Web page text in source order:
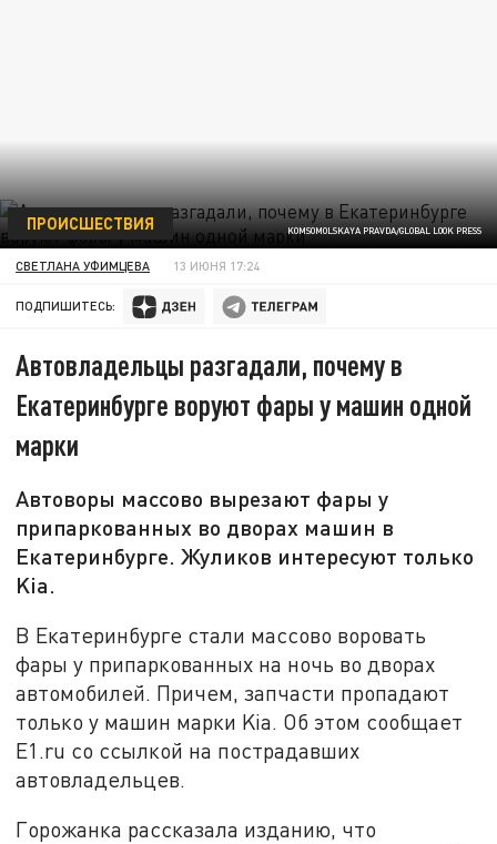
KOMSOMOLSKAYA PRAVDA/GLOBAL LOOK PRESS
ПРОИСШЕСТВИЯ
СВЕТЛАНА УФИМЦЕВА 13 ИЮНЯ 17:24
ПОДПИШИТЕСЬ:
Автовладельцы разгадали, почему в
Екатеринбурге воруют фары у машин одной
марки
Автоворы массово вырезают фары у
припаркованных во дворах машин в
Екатеринбурге. Жуликов интересуют только
Kia.
В Екатеринбурге стали массово воровать
фары у припаркованных на ночь во дворах
автомобилей. Причем, запчасти пропадают
только у машин марки Kia. Об этом сообщает
E1.ru со ссылкой на пострадавших
автовладельцев.
Горожанка рассказала изданию, что